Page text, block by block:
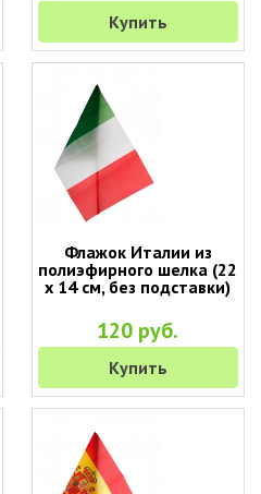
Купить
Флажок Италии из
полиэфирного шелка (22
х 14 см, без подставки)
120 руб.
Купить